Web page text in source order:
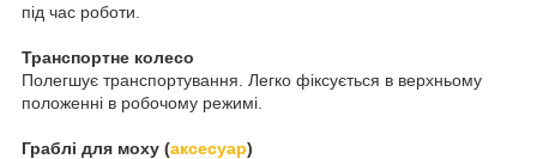
під час роботи.
Транспортне колесо
Полегшує транспортування. Легко фіксується в верхньому
положенні в робочому режимі.
Граблі для моху (аксесуар)